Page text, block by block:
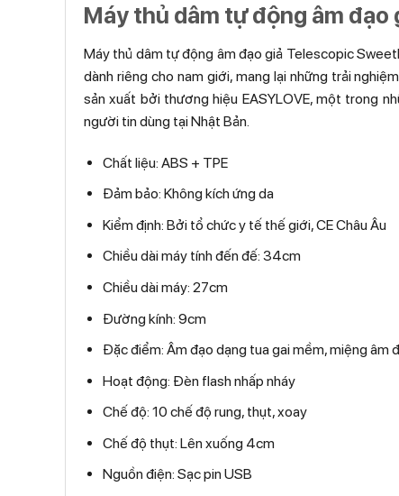
Máy thủ dâm tự động âm đạo
Máy thủ dâm tự động âm đạo giả Telescopic
dành riêng cho nam giới, mang lại những trải
sản xuất bởi thương hiệu EASYLOVE, một trong
người tin dùng tại Nhật Bản.
Chất liệu: ABS + TPE
Đảm bảo: Không kích ứng da
Kiểm định: Bởi tổ chức y tế thế giới, CE Châu Âu
Chiều dài máy tính đến đế: 34cm
Chiều dài máy: 27cm
Đường kính: 9cm
Đặc điểm: Âm đạo dạng tua gai mềm, miệng âm
Hoạt động: Đèn flash nhấp nháy
Chế độ: 10 chế độ rung, thụt, xoay
Chế độ thụt: Lên xuống 4cm
Nguồn điện: Sạc pin USB